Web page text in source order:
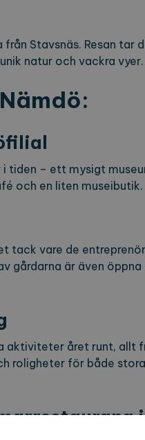
Stavsnäs. Resan tar
natur och vackra vyer.
tiden – ett mysigt
och en liten museibutik.
tack vare de
gårdarna är även
aktiviteter året runt, allt
roligheter för både